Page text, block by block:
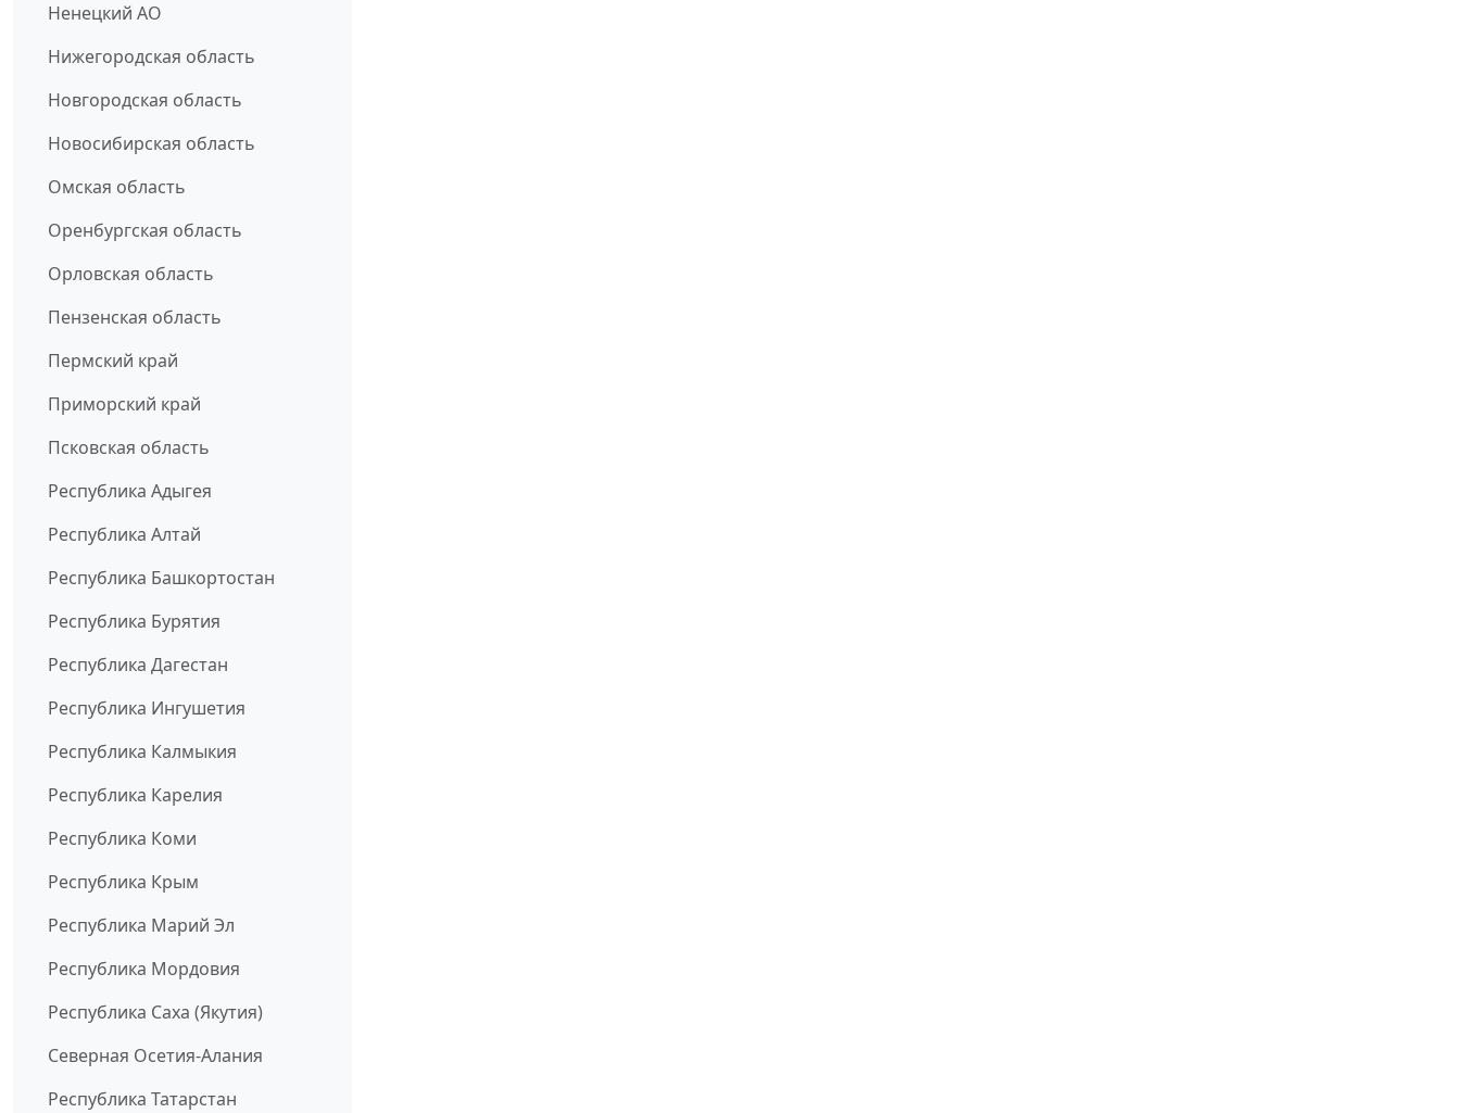
Ненецкий АО
Нижегородская область
Новгородская область
Новосибирская область
Омская область
Оренбургская область
Орловская область
Пензенская область
Пермский край
Приморский край
Псковская область
Республика Адыгея
Республика Алтай
Республика Башкортостан
Республика Бурятия
Республика Дагестан
Республика Ингушетия
Республика Калмыкия
Республика Карелия
Республика Коми
Республика Крым
Республика Марий Эл
Республика Мордовия
Республика Саха (Якутия)
Северная Осетия-Алания
Республика Татарстан